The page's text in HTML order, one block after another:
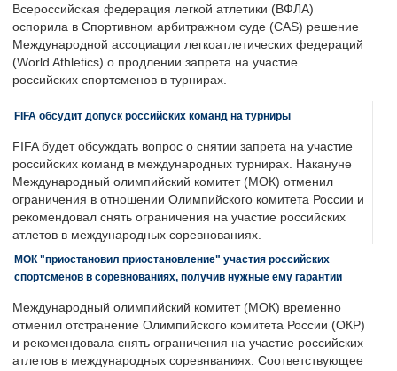
Всероссийская федерация легкой атлетики (ВФЛА)
оспорила в Спортивном арбитражном суде (CAS) решение
Международной ассоциации легкоатлетических федераций
(World Athletics) о продлении запрета на участие
российских спортсменов в турнирах.
FIFA обсудит допуск российских команд на турниры
FIFA будет обсуждать вопрос о снятии запрета на участие
российских команд в международных турнирах. Накануне
Международный олимпийский комитет (МОК) отменил
ограничения в отношении Олимпийского комитета России и
рекомендовал снять ограничения на участие российских
атлетов в международных соревнованиях.
МОК "приостановил приостановление" участия российских
спортсменов в соревнованиях, получив нужные ему гарантии
Международный олимпийский комитет (МОК) временно
отменил отстранение Олимпийского комитета России (ОКР)
и рекомендовала снять ограничения на участие российских
атлетов в международных соревнваниях. Соответствующее